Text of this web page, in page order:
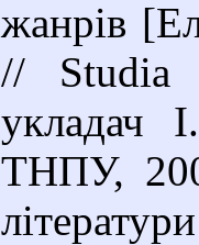
жанрів
// Studia
укладач
ТНПУ,